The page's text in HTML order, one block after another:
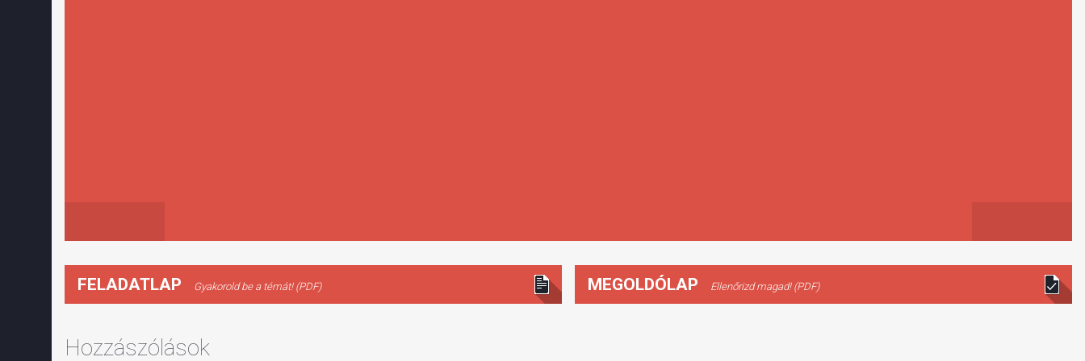
FELADATLAP Gyakorold be a témát! (PDF) MEGOLDÓLAP Ellenőrizd magad! (PDF)
Hozzászólások